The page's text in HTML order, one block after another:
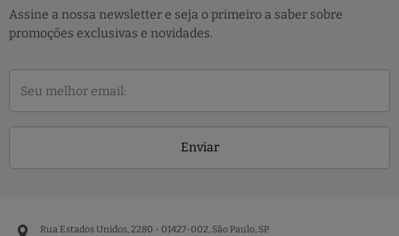
Assine a nossa newsletter e seja o primeiro a saber sobre
promoções exclusivas e novidades.
Enviar
Rua Estados Unidos, 2280 - 01427-002, São Paulo, SP